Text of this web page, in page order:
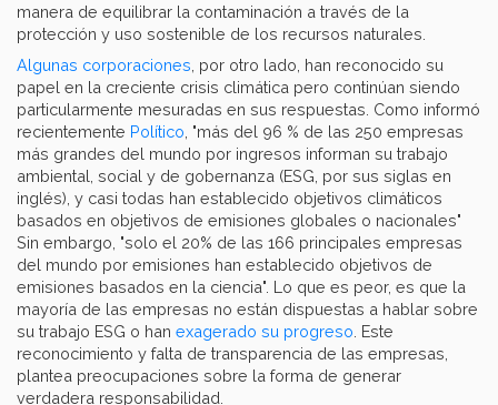
manera de equilibrar la contaminación a través de la
protección y uso sostenible de los recursos naturales.
Algunas corporaciones , por otro lado, han reconocido su
papel en la creciente crisis climática pero continúan siendo
particularmente mesuradas en sus respuestas. Como informó
recientemente Político , "más del 96 % de las 250 empresas
más grandes del mundo por ingresos informan su trabajo
ambiental, social y de gobernanza (ESG, por sus siglas en
inglés), y casi todas han establecido objetivos climáticos
basados ​​en objetivos de emisiones globales o nacionales"
Sin embargo, "solo el 20% de las 166 principales empresas
del mundo por emisiones han establecido objetivos de
emisiones basados ​​​​en la ciencia". Lo que es peor, es que la
mayoría de las empresas no están dispuestas a hablar sobre
su trabajo ESG o han exagerado su progreso . Este
reconocimiento y falta de transparencia de las empresas,
plantea preocupaciones sobre la forma de generar
verdadera responsabilidad.